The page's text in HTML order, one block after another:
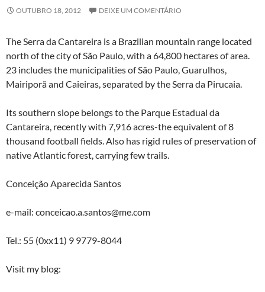
OUTUBRO 18, 2012 DEIXE UM COMENTÁRIO
The Serra da Cantareira is a Brazilian mountain range located
north of the city of São Paulo, with a 64,800 hectares of area.
23 includes the municipalities of São Paulo, Guarulhos,
Mairiporã and Caieiras, separated by the Serra da Pirucaia.
Its southern slope belongs to the Parque Estadual da
Cantareira, recently with 7,916 acres-the equivalent of 8
thousand football fields. Also has rigid rules of preservation of
native Atlantic forest, carrying few trails.
Conceição Aparecida Santos
e-mail: conceicao.a.santos@me.com
Tel.: 55 (0xx11) 9 9779-8044
Visit my blog: